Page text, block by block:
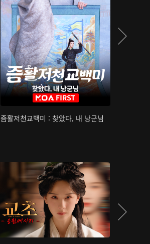
즘활저천교백미 : 찾았다, 내 낭군님